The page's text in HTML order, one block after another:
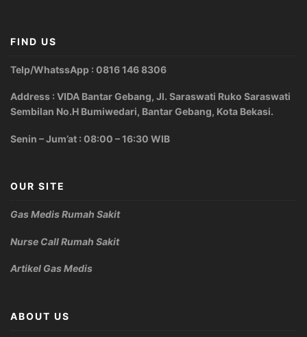
FIND US
Telp/WhatssApp : 0816 146 8306
Address : VIDA Bantar Gebang, Jl. Saraswati Ruko Saraswati
Sembilan No.H Bumiwedari, Bantar Gebang, Kota Bekasi.
Senin – Jum’at : 08:00 – 16:30 WIB
OUR SITE
Gas Medis Rumah Sakit
Nurse Call Rumah Sakit
Artikel Gas Medis
ABOUT US